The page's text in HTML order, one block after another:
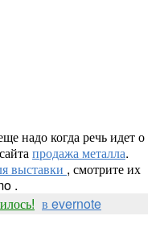
надо когда речь идет о
продажа металла.
выставки , смотрите их
.
в evernote